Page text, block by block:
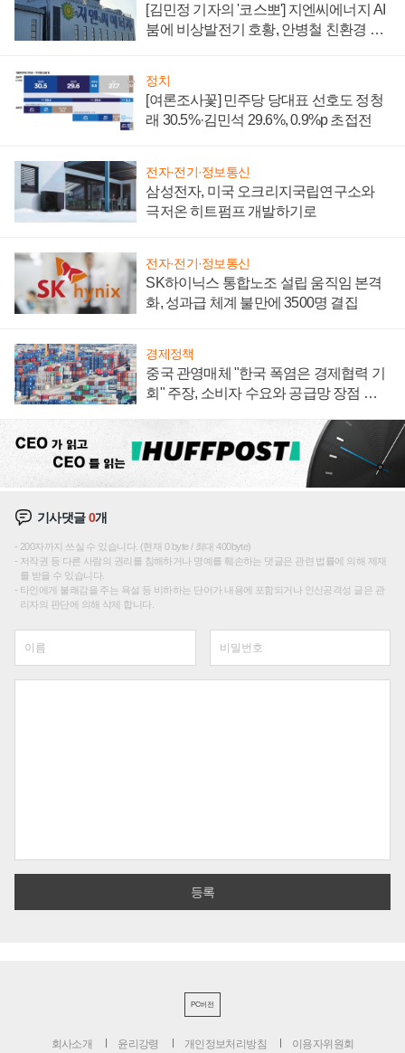
[김민정 기자의 '코스뽀'] 지엔씨에너지 AI
붐에 비상발전기 호황, 안병철 친환경 에
정치
[여론조사꽃] 민주당 당대표 선호도 정청
래 30.5%·김민석 29.6%, 0.9%p 초접전
전자·전기·정보통신
삼성전자, 미국 오크리지국립연구소와
극저온 히트펌프 개발하기로
전자·전기·정보통신
SK하이닉스 통합노조 설립 움직임 본격
화, 성과급 체계 불만에 3500명 결집
경제정책
중국 관영매체 "한국 폭염은 경제협력 기
회" 주장, 소비자 수요와 공급망 장점 강
기사댓글0개
200자까지 쓰실 수 있습니다. (현재 0 byte / 최대 400byte)
저작권 등 다른 사람의 권리를 침해하거나 명예를 훼손하는 댓글은 관련 법률에 의해 제재
를 받을 수 있습니다.
타인에게 불쾌감을 주는 욕설 등 비하하는 단어가 내용에 포함되거나 인신공격성 글은 관
리자의 판단에 의해 삭제 합니다.
PC버전
회사소개 윤리강령 개인정보처리방침 이용자위원회